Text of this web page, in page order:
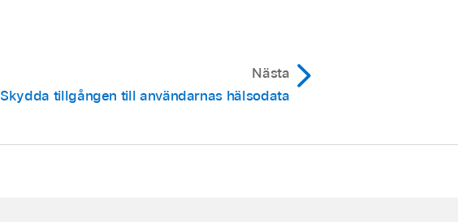
Nästa
Skydda tillgången till användarnas hälsodata